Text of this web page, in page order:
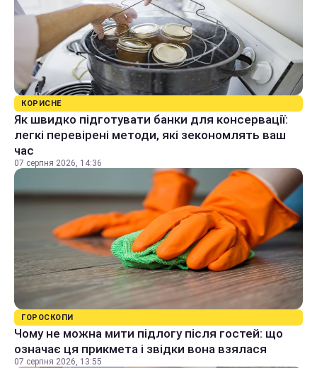
КОРИСНЕ
Як швидко підготувати банки для консервації:
легкі перевірені методи, які зекономлять ваш
час
07 серпня 2026, 14:36
ГОРОСКОПИ
Чому не можна мити підлогу після гостей: що
означає ця прикмета і звідки вона взялася
07 серпня 2026, 13:55